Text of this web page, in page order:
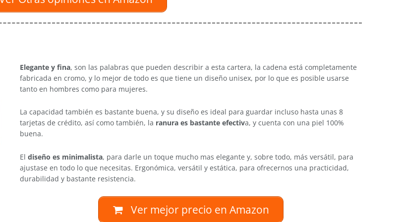
Elegante y fina, son las palabras que pueden describir a esta cartera, la cadena está completamente
fabricada en cromo, y lo mejor de todo es que tiene un diseño unisex, por lo que es posible usarse
tanto en hombres como para mujeres.
La capacidad también es bastante buena, y su diseño es ideal para guardar incluso hasta unas 8
tarjetas de crédito, así como también, la ranura es bastante efectiva, y cuenta con una piel 100%
buena.
El diseño es minimalista, para darle un toque mucho mas elegante y, sobre todo, más versátil, para
ajustase en todo lo que necesitas. Ergonómica, versátil y estática, para ofrecernos una practicidad,
durabilidad y bastante resistencia.
Ver mejor precio en Amazon